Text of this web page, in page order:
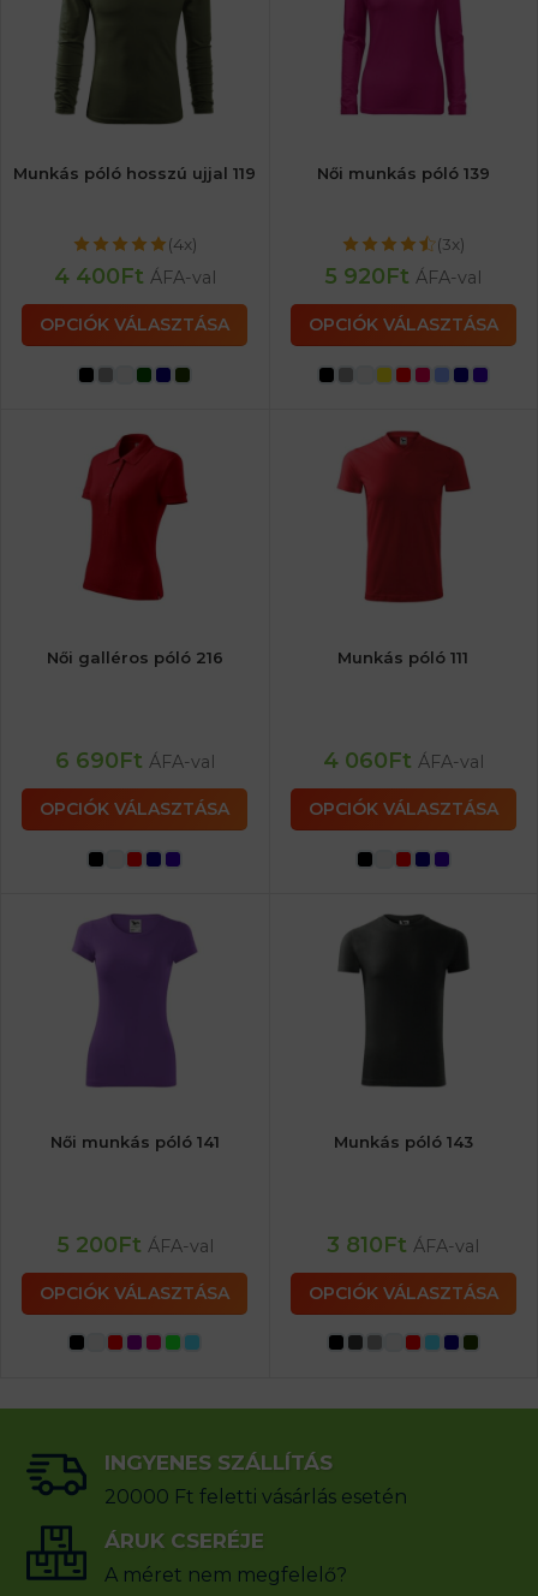
Munkás póló hosszú ujjal 119
(4x)
4 400Ft ÁFA-val
OPCIÓK VÁLASZTÁSA
Női munkás póló 139
(3x)
5 920Ft ÁFA-val
OPCIÓK VÁLASZTÁSA
Női galléros póló 216
6 690Ft ÁFA-val
OPCIÓK VÁLASZTÁSA
Munkás póló 111
4 060Ft ÁFA-val
OPCIÓK VÁLASZTÁSA
Női munkás póló 141
5 200Ft ÁFA-val
OPCIÓK VÁLASZTÁSA
Munkás póló 143
3 810Ft ÁFA-val
OPCIÓK VÁLASZTÁSA
INGYENES SZÁLLÍTÁS
20000 Ft feletti vásárlás esetén
ÁRUK CSERÉJE
A méret nem megfelelő?